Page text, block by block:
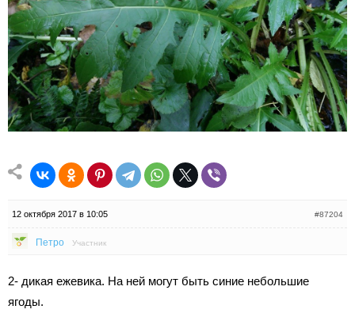
12 октября 2017 в 10:05 #87204
Петро Участник
2- дикая ежевика. На ней могут быть синие небольшие
ягоды.